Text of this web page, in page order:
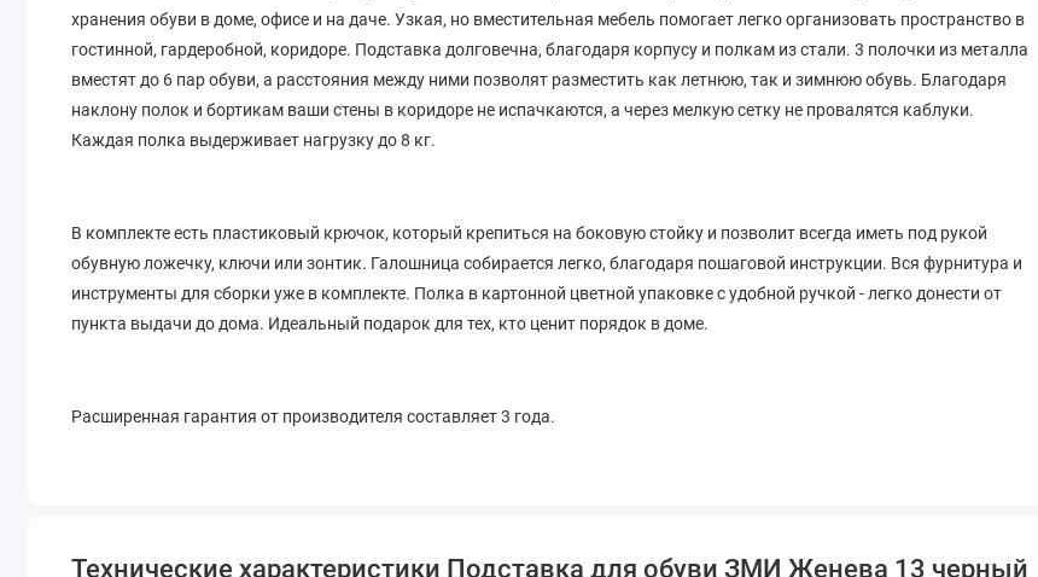
хранения обуви в доме, офисе и на даче. Узкая, но вместительная мебель помогает легко организовать пространство в
гостинной, гардеробной, коридоре. Подставка долговечна, благодаря корпусу и полкам из стали. 3 полочки из металла
вместят до 6 пар обуви, а расстояния между ними позволят разместить как летнюю, так и зимнюю обувь. Благодаря
наклону полок и бортикам ваши стены в коридоре не испачкаются, а через мелкую сетку не провалятся каблуки.
Каждая полка выдерживает нагрузку до 8 кг.
В комплекте есть пластиковый крючок, который крепиться на боковую стойку и позволит всегда иметь под рукой
обувную ложечку, ключи или зонтик. Галошница собирается легко, благодаря пошаговой инструкции. Вся фурнитура и
инструменты для сборки уже в комплекте. Полка в картонной цветной упаковке с удобной ручкой - легко донести от
пункта выдачи до дома. Идеальный подарок для тех, кто ценит порядок в доме.
Расширенная гарантия от производителя составляет 3 года.
Технические характеристики Подставка для обуви ЗМИ Женева 13 черный